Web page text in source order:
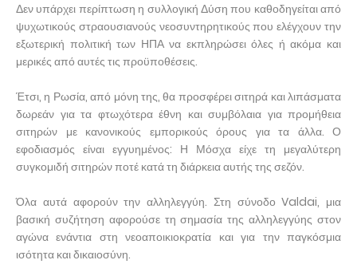
Δεν υπάρχει περίπτωση η συλλογική Δύση που καθοδηγείται από
ψυχωτικούς στραουσιανούς νεοσυντηρητικούς που ελέγχουν την
εξωτερική πολιτική των ΗΠΑ να εκπληρώσει όλες ή ακόμα και
μερικές από αυτές τις προϋποθέσεις.
Έτσι, η Ρωσία, από μόνη της, θα προσφέρει σιτηρά και λιπάσματα
δωρεάν για τα φτωχότερα έθνη και συμβόλαια για προμήθεια
σιτηρών με κανονικούς εμπορικούς όρους για τα άλλα. Ο
εφοδιασμός είναι εγγυημένος: Η Μόσχα είχε τη μεγαλύτερη
συγκομιδή σιτηρών ποτέ κατά τη διάρκεια αυτής της σεζόν.
Όλα αυτά αφορούν την αλληλεγγύη. Στη σύνοδο Valdai, μια
βασική συζήτηση αφορούσε τη σημασία της αλληλεγγύης στον
αγώνα ενάντια στη νεοαποικιοκρατία και για την παγκόσμια
ισότητα και δικαιοσύνη.